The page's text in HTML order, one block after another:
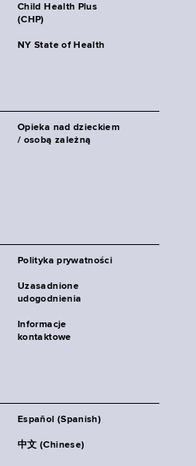
Child Health Plus
(CHP)
NY State of Health
Opieka nad dzieckiem
/ osobą zależną
Polityka prywatności
Uzasadnione
udogodnienia
Informacje
kontaktowe
Español (Spanish)
中文 (Chinese)